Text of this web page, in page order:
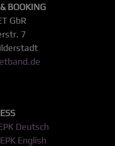
BOOKING
GbR
7
Deutsch
English